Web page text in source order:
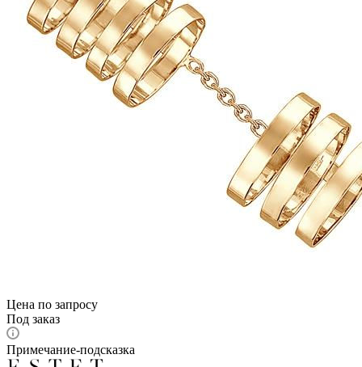
Цена по запросу
Под заказ
Примечание-подсказка